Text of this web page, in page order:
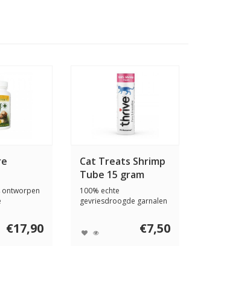
ontworpen
€17,90
Cat Treats Shrimp
Tube 15 gram
100% echte
gevriesdroogde garnalen
€7,50